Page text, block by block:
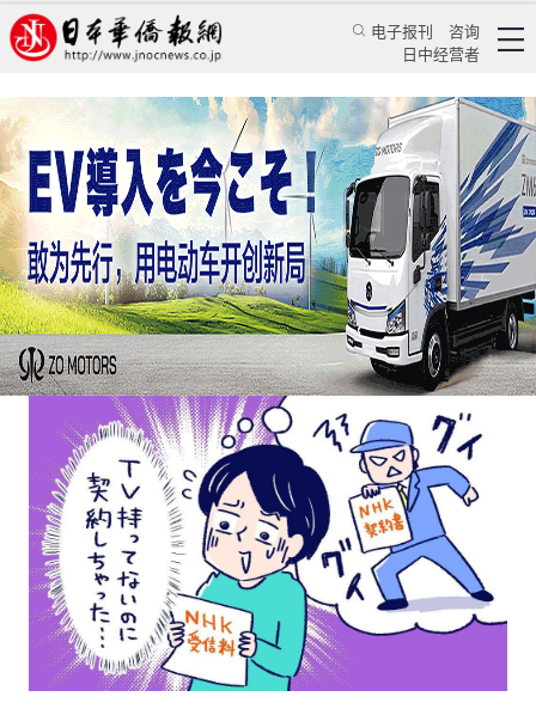
电子报刊
咨询
日中经营者
日本什么都涨价了，就看电视便宜了？
颜丹丹 日本新闻 社会观察
日本华侨报 2022/10/14 16:42:10